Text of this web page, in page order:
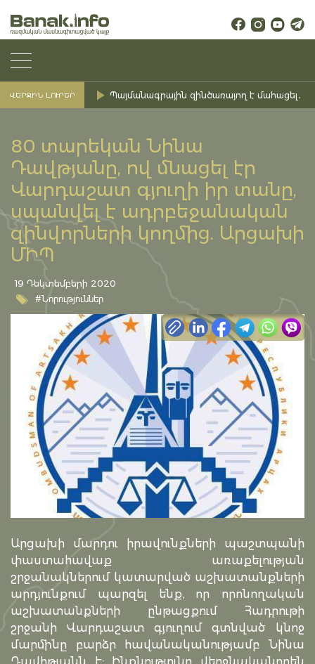
ՎԵՐՋԻՆ ԼՈՒՐԵՐ Պայմանագրային զինծառայող է մահացել․
80 տարեկան Նինա
Դավթյանը, ով մնացել էր
Վարդաշատ գյուղի իր տանը,
սպանվել է ադրբեջանական
զինվորների կողմից. Արցախի
ՄԻՊ
19 Դեկտեմբերի 2020
#Նորություններ
Արցախի մարդու իրավունքների պաշտպանի
փաստահավաք առաքելության
շրջանակներում կատարված աշխատանքների
արդյունքում պարզել ենք, որ որոնողական
աշխատանքների ընթացքում Հադրութի
շրջանի Վարդաշատ գյուղում գտնված կնոջ
մարմինը բարձր հավանականությամբ Նինա